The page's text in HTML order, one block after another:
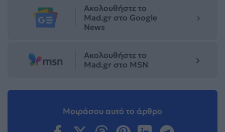
Ακολουθήστε το
Mad.gr στο Google
News
Ακολουθήστε το
Mad.gr στο MSN
Μοιράσου αυτό το άρθρο